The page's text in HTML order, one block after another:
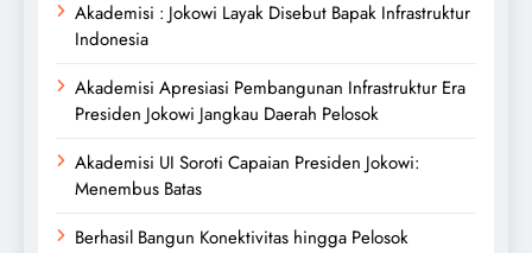
Akademisi : Jokowi Layak Disebut Bapak Infrastruktur
Indonesia
Akademisi Apresiasi Pembangunan Infrastruktur Era
Presiden Jokowi Jangkau Daerah Pelosok
Akademisi UI Soroti Capaian Presiden Jokowi:
Menembus Batas
Berhasil Bangun Konektivitas hingga Pelosok